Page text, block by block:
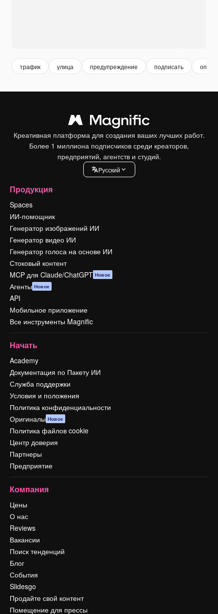
трафик улица предупреждение подписать
Креативная платформа для создания ваших лучших работ.
Более 1 миллиона подписчиков среди креаторов,
предприятий, агентств и студий.
Pусский
Продукция
Spaces
ИИ-помощник
Генератор изображений ИИ
Генератор видео ИИ
Генератор голоса на основе ИИ
Стоковый контент
MCP для Claude/ChatGPT Новое
Агенты Новое
API
Мобильное приложение
Все инструменты Magnific
Начать
Academy
Документация по Пакету ИИ
Служба поддержки
Условия и положения
Политика конфиденциальности
Оригиналы Новое
Политика файлов cookie
Центр доверия
Партнеры
Предприятие
Компания
Цены
О нас
Reviews
Вакансии
Поиск тенденций
Блог
События
Slidesgo
Продайте свой контент
Помещение для прессы